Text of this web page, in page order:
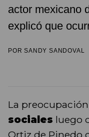
actor mexicano
explicó que
PORSANDY SANDOVAL
La
sociales luego